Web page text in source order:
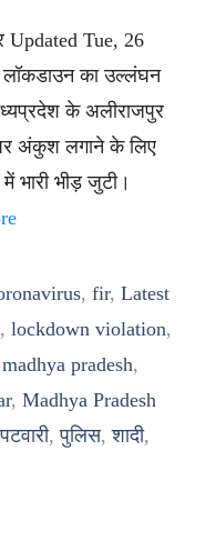
Tue, 26
लॉकडाउन का उल्लंघन
के अलीराजपुर
पर अंकुश लगाने के लिए
भारी भीड़ जुटी।
, fir, Latest
, lockdown violation,
madhya pradesh,
, Madhya Pradesh
पटवारी,पुलिस,शादी,